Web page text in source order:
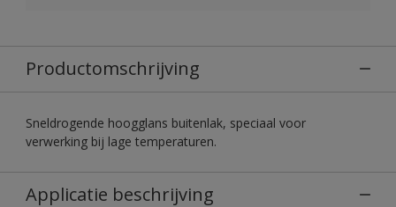
Productomschrijving
Sneldrogende hoogglans buitenlak, speciaal voor
verwerking bij lage temperaturen.
Applicatie beschrijving